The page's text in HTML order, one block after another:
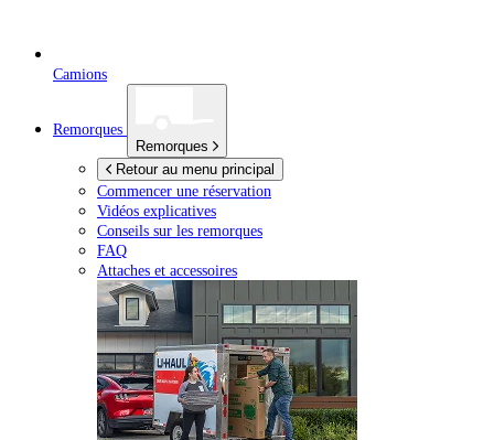
Camions
Remorques
Remorques
Retour au menu principal
Commencer une réservation
Vidéos explicatives
Conseils sur les remorques
FAQ
Attaches et accessoires